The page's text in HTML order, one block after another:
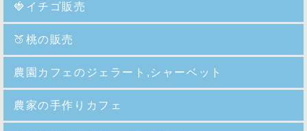
🍓イチゴ販売
🍑 桃の販売
農園カフェのジェラート,シャーベット
農家の手作りカフェ